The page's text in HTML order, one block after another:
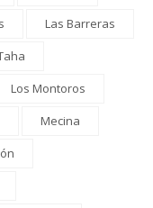
Las Barreras
Los Montoros
Mecina